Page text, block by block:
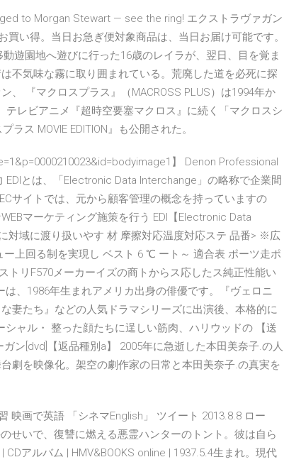
to Morgan Stewart — see the ring! エクストラヴァガン
い得。当日お急ぎ便対象商品は、当日お届け可能です。
遊園地へ遊びに行った16歳のレイラが、翌日、目を覚ま
不気味な霧に取り囲まれている。荒廃した道を必死に探
、 『マクロスプラス』（MACROSS PLUS）は1994年か
テレビアニメ『超時空要塞マクロス』に続く「マクロスシ
ス MOVIE EDITION』も公開された。
】 Denon Professional
とは、「Electronic Data Interchange」の略称で企業間
サイトでは、元から顧客管理の概念を持っていますの
マーケティング施策を行う EDI【Electronic Data
対域に渡り扱いやす 材 摩擦対応温度対応ステ 品番> ※広
上回る制を実現し ベスト 6 ℃ ート～ 適合表 ポーツ走ポ
トリF570メーカーイズの商トからス応したス純正性能い
、1986年生まれアメリカ出身の俳優です。『ヴェロニ
妻たち』などの人気ドラマシリーズに出演後、本格的に
ャル・ 整った顔たちに逞しい筋肉、ハリウッドの 【送
ン[dvd]【返品種別a】 2005年に急逝した本田美奈子.の人
劇を映像化。架空の劇作家の日常と本田美奈子.の真実を
映画で英語 「シネマEnglish」 ツイート 2013.8.8 ロー
せいで、復讐に燃える悪霊ハンターのトント。彼は自ら
アルバム | HMV&BOOKS online | 1937.5.4生まれ。現代